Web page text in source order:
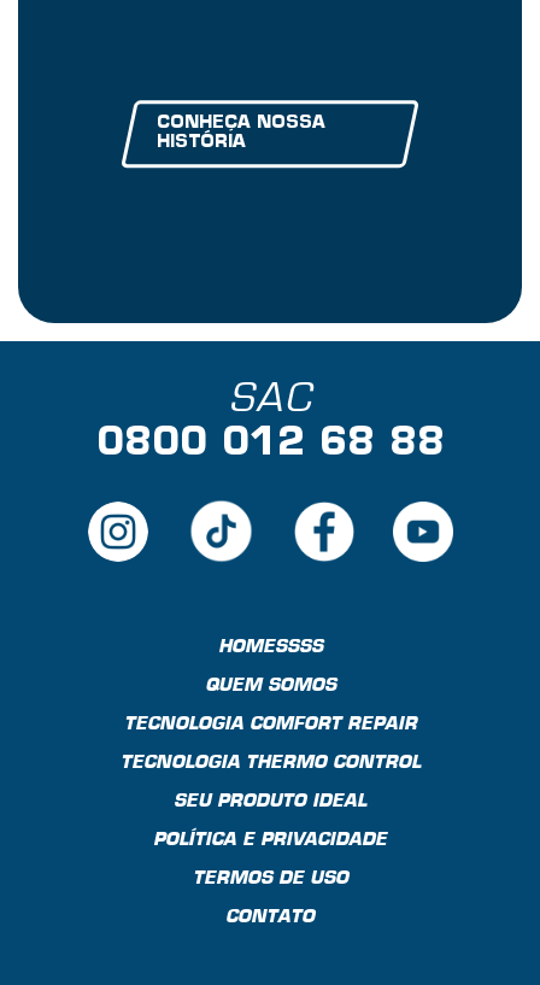
CONHEÇA NOSSA
HISTÓRIA
SAC
0800 012 68 88
HOMESSSS
QUEM SOMOS
TECNOLOGIA COMFORT REPAIR
TECNOLOGIA THERMO CONTROL
SEU PRODUTO IDEAL
POLÍTICA E PRIVACIDADE
TERMOS DE USO
CONTATO